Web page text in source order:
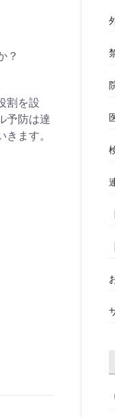
？
割を設
予防は達
ます。